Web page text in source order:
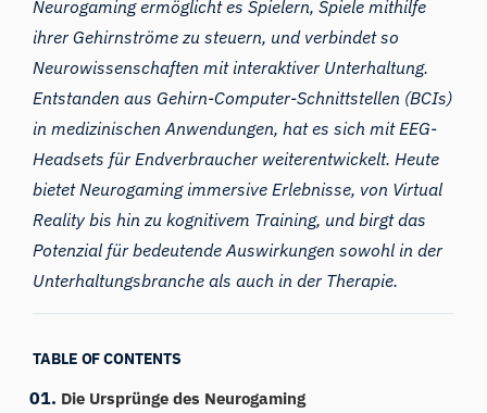
Neurogaming ermöglicht es Spielern, Spiele mithilfe
ihrer Gehirnströme zu steuern, und verbindet so
Neurowissenschaften mit interaktiver Unterhaltung.
Entstanden aus Gehirn-Computer-Schnittstellen (BCIs)
in medizinischen Anwendungen, hat es sich mit EEG-
Headsets für Endverbraucher weiterentwickelt. Heute
bietet Neurogaming immersive Erlebnisse, von Virtual
Reality bis hin zu kognitivem Training, und birgt das
Potenzial für bedeutende Auswirkungen sowohl in der
Unterhaltungsbranche als auch in der Therapie.
TABLE OF CONTENTS
Die Ursprünge des Neurogaming